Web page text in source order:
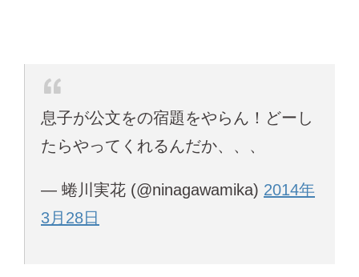
息子が公文をの宿題をやらん！どーし
たらやってくれるんだか、、、
— 蜷川実花 (@ninagawamika) 2014年
3月28日